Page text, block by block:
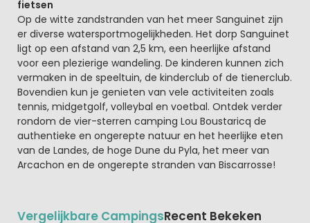
fietsen
Op de witte zandstranden van het meer Sanguinet zijn
er diverse watersportmogelijkheden. Het dorp Sanguinet
ligt op een afstand van 2,5 km, een heerlijke afstand
voor een plezierige wandeling. De kinderen kunnen zich
vermaken in de speeltuin, de kinderclub of de tienerclub.
Bovendien kun je genieten van vele activiteiten zoals
tennis, midgetgolf, volleybal en voetbal. Ontdek verder
rondom de vier-sterren camping Lou Boustaricq de
authentieke en ongerepte natuur en het heerlijke eten
van de Landes, de hoge Dune du Pyla, het meer van
Arcachon en de ongerepte stranden van Biscarrosse!
Vergelijkbare CampingsRecent Bekeken